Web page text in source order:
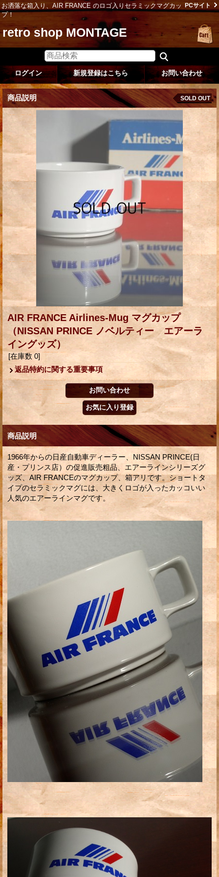
お洒落な箱入り、AIR FRANCE のロゴ入りセラミックマグカッ
プ！
PCサイト
retro shop MONTAGE
ログイン 新規登録はこちら お問い合わせ
商品説明 SOLD OUT
AIR FRANCE Airlines-Mug マグカップ
（NISSAN PRINCE ノベルティー エアーラ
イングッズ）
[在庫数 0]
返品特約に関する重要事項
商品説明
1966年からの日産自動車ディーラー、NISSAN PRINCE(日
産・プリンス店）の促進販売粗品、エアーラインシリーズグ
ッズ、AIR FRANCEのマグカップ、箱アリです。ショートタ
イプのセラミックマグには、大きくロゴが入ったカッコいい
人気のエアーラインマグです。